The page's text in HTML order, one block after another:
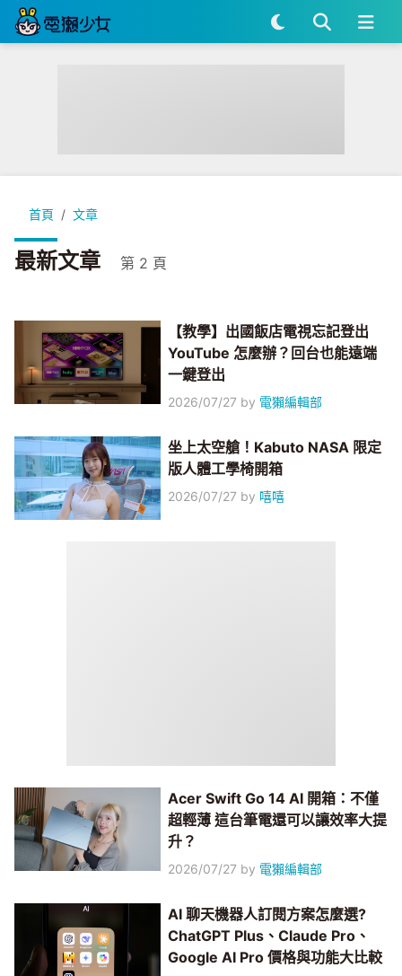
首頁 文章
最新文章 第 2 頁
【教學】出國飯店電視忘記登出
YouTube 怎麼辦？回台也能遠端
一鍵登出
2026/07/27 by 電獺編輯部
坐上太空艙！Kabuto NASA 限定
版人體工學椅開箱
2026/07/27 by 嘻嘻
Acer Swift Go 14 AI 開箱：不僅
超輕薄 這台筆電還可以讓效率大提
升？
2026/07/27 by 電獺編輯部
AI 聊天機器人訂閱方案怎麼選?
ChatGPT Plus、Claude Pro、
Google AI Pro 價格與功能大比較